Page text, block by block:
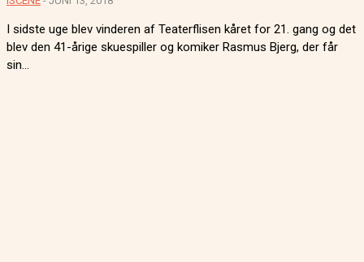
I sidste uge blev vinderen af Teaterflisen kåret for 21. gang og det
blev den 41-årige skuespiller og komiker Rasmus Bjerg, der får
sin...